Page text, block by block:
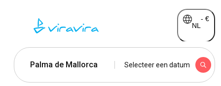
NL
- €
Palma de Mallorca Selecteer een datum